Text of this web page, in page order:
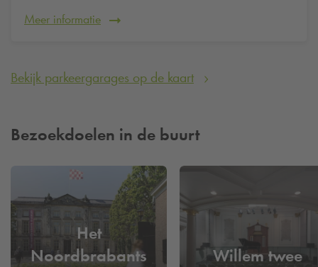
Meer informatie
Bekijk parkeergarages op de kaart
Bezoekdoelen in de buurt
Het
Noordbrabants
Willem twee